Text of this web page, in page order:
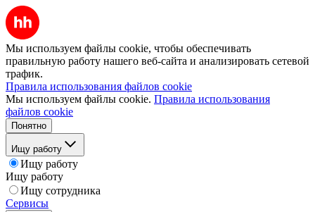
Мы используем файлы cookie, чтобы обеспечивать
правильную работу нашего веб-сайта и анализировать сетевой
трафик.
Правила использования файлов cookie
Мы используем файлы cookie. Правила использования
файлов cookie
Понятно
Ищу работу
Ищу работу
Ищу работу
Ищу сотрудника
Сервисы